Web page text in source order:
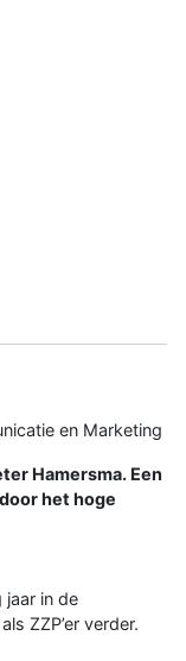
en Marketing
Hamersma. Een
het hoge
jaar in de
ZZP’er verder.